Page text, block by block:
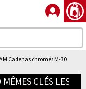
Cadenas chromés M-30
CLÉS LES